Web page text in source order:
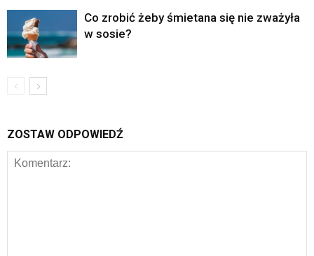
Co zrobić żeby śmietana się nie zważyła
w sosie?
ZOSTAW ODPOWIEDŹ